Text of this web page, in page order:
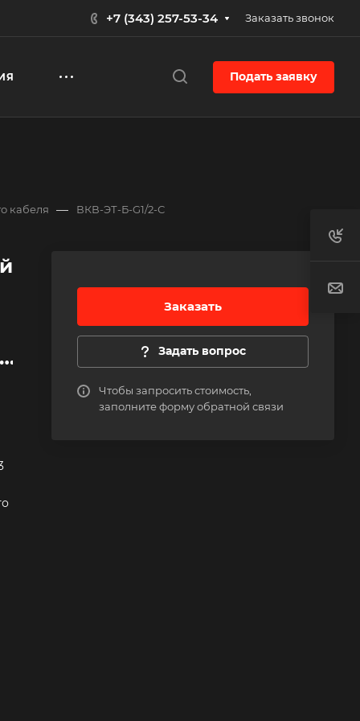
+7 (343) 257-53-34 Заказать звонок
Подать заявку
кабеля — ВКВ-ЭТ-Б-G1/2-С
Заказать
Задать вопрос
Чтобы запросить стоимость,
заполните форму обратной связи